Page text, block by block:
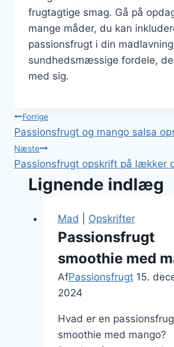
frugtagtige smag. Gå på
mange måder, du kan
passionsfrugt i din
sundhedsmæssige fordele,
med sig.
Indlægsnavigation
Forrige
Passionsfrugt og mango salsa
Næste
Passionsfrugt opskrift på lækker
Lignende indlæg
Mad Opskrifter
Passionsfrugt
smoothie med
AfPassionsfrugt 15.
2024
Hvad er en
smoothie med mango?